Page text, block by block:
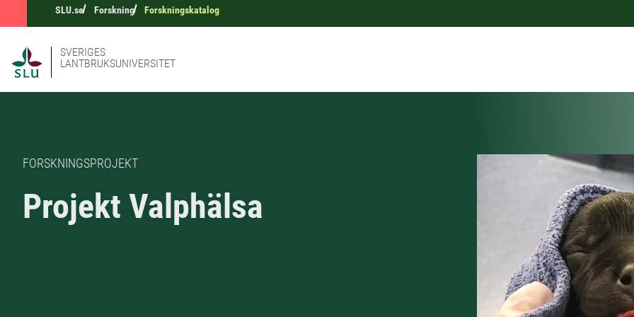
SLU.se Forskning Forskningskatalog
SVERIGES
LANTBRUKSUNIVERSITET
FORSKNINGSPROJEKT
Projekt Valphälsa